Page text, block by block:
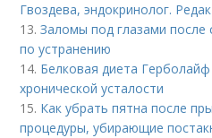
Гвоздева, эндокринолог.
13.Заломы под глазами
по устранению
14. Белковая диета
хронической усталости
15. Как убрать пятна после
процедуры, убирающие